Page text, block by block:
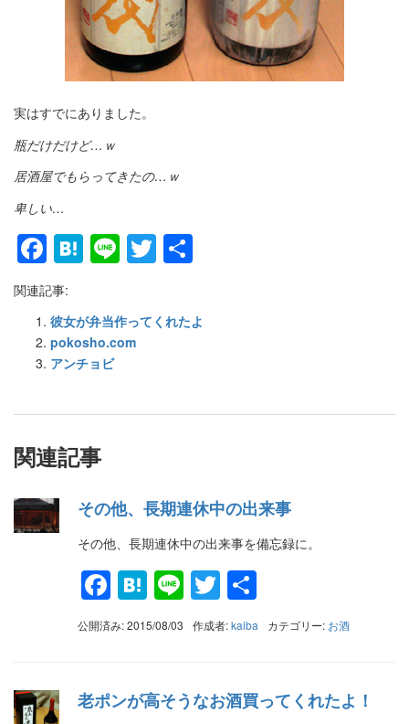
実はすでにありました。
瓶だけだけど…ｗ
居酒屋でもらってきたの…ｗ
卑しい…
Facebook
Hatena
LineTwitter
関連記事:
彼女が弁当作ってくれたよ
pokosho.com
アンチョビ
関連記事
その他、長期連休中の出来事
その他、長期連休中の出来事を備忘録に。
Facebook
Hatena
LineTwitter
有
公開済み: 2015/08/03 作成者:kaiba カテゴリー: お酒
老ポンが高そうなお酒買ってくれたよ！